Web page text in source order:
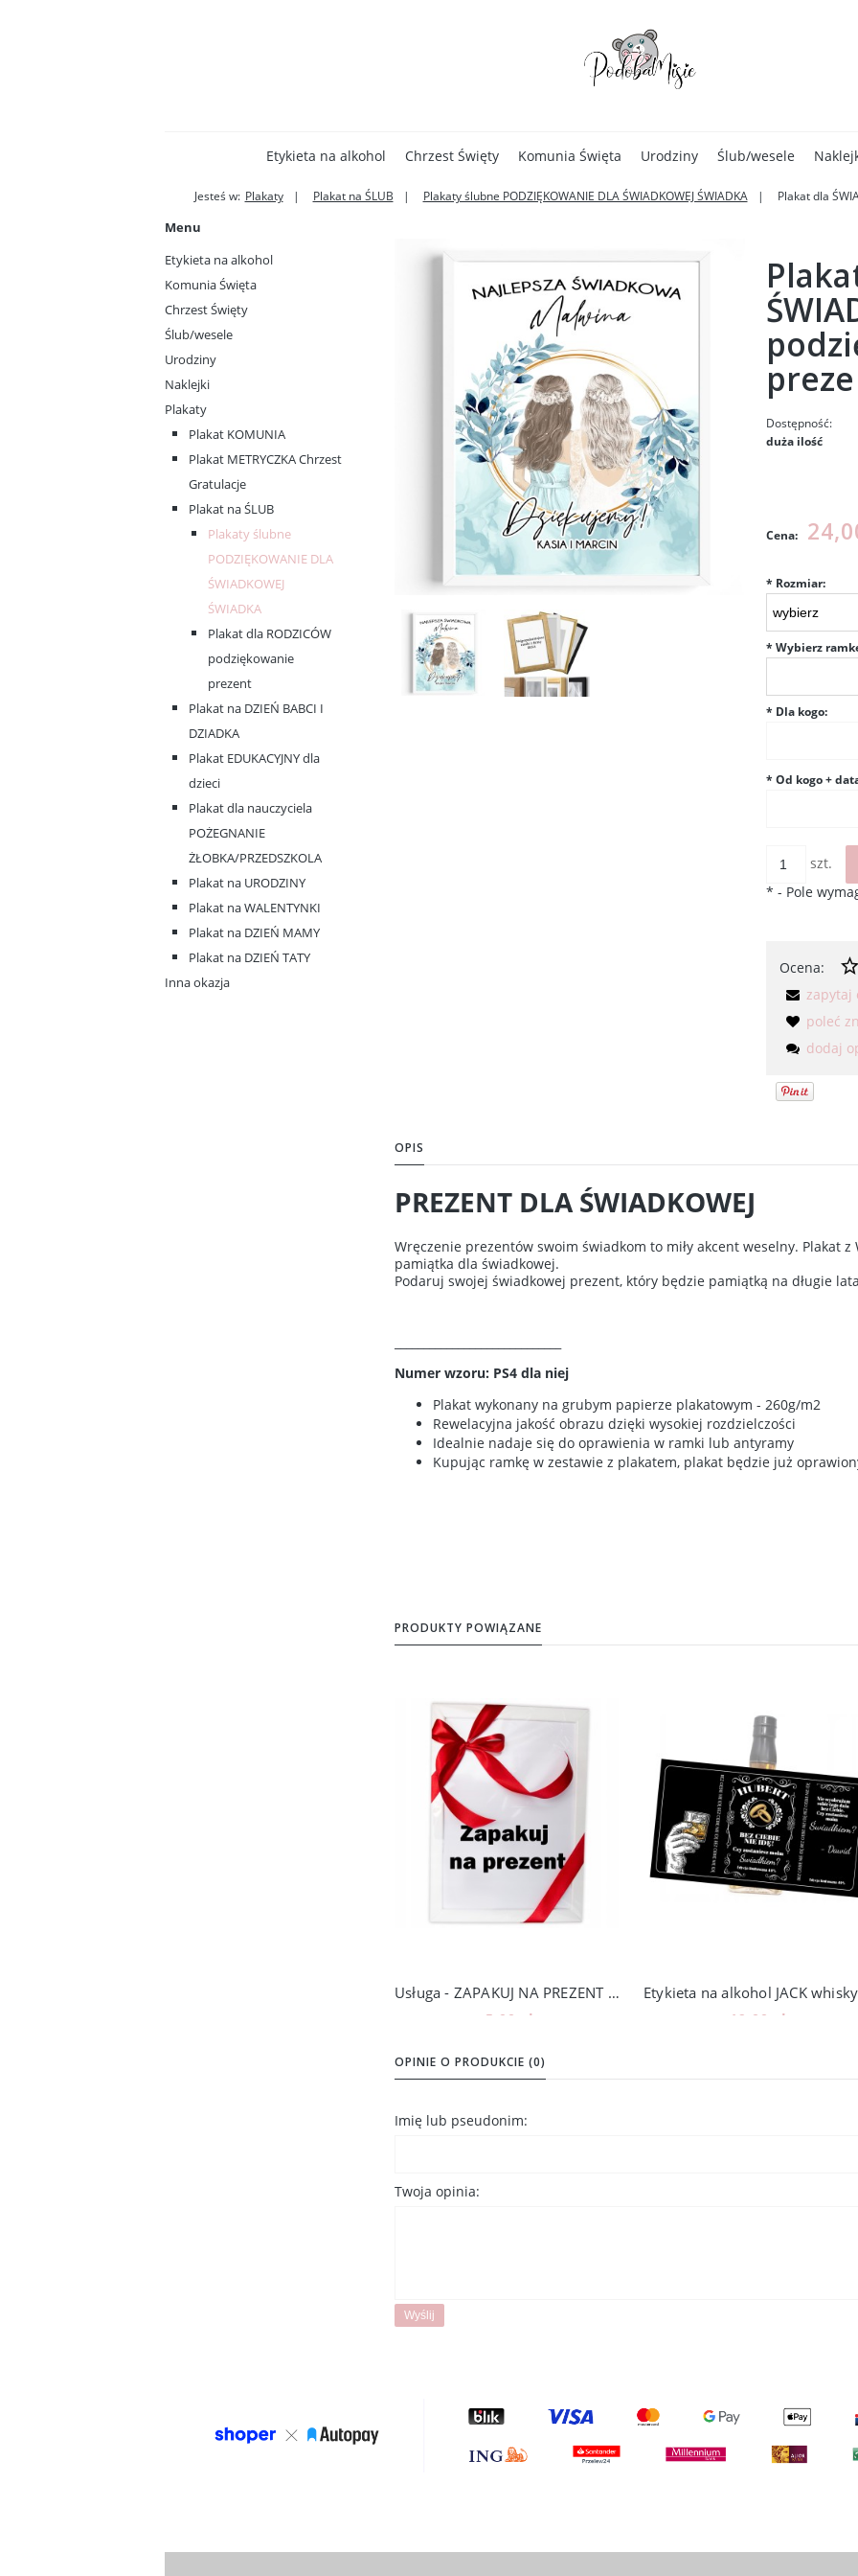
Etykieta na alkohol Chrzest Święty Komunia Święta Urodziny Ślub/wesele
Jesteś w: Plakaty Plakat na ŚLUB Plakaty ślubne PODZIĘKOWANIE DLA ŚWIADKOWEJ ŚWIADKA Plakat dla
Menu
Etykieta na alkohol
Komunia Święta
Chrzest Święty
Ślub/wesele
Urodziny
Naklejki
Plakaty
Plakat KOMUNIA
Plakat METRYCZKA Chrzest
Gratulacje
Plakat na ŚLUB
Plakaty ślubne
PODZIĘKOWANIE DLA
ŚWIADKOWEJ
ŚWIADKA
Plakat dla RODZICÓW
podziękowanie
prezent
Plakat na DZIEŃ BABCI I
DZIADKA
Plakat EDUKACYJNY dla
dzieci
Plakat dla nauczyciela
POŻEGNANIE
ŻŁOBKA/PRZEDSZKOLA
Plakat na URODZINY
Plakat na WALENTYNKI
Plakat na DZIEŃ MAMY
Plakat na DZIEŃ TATY
Inna okazja
Dostępność:
duża ilość
kosztów
Cena:
* Rozmiar:
* Wybierz
* Dla kogo:
* Od kogo +
szt.
* - Pole
Ocena:
zapytaj
poleć
dodaj
OPIS
PREZENT DLA ŚWIADKOWEJ
Wręczenie prezentów swoim świadkom to miły akcent weselny. Plakat
pamiątka dla świadkowej.
Podaruj swojej świadkowej prezent, który będzie pamiątką na długie
Numer wzoru: PS4 dla niej
Plakat wykonany na grubym papierze plakatowym - 260g/m2
Rewelacyjna jakość obrazu dzięki wysokiej rozdzielczości
Idealnie nadaje się do oprawienia w ramki lub antyramy
Kupując ramkę w zestawie z plakatem, plakat będzie już
PRODUKTY POWIĄZANE
Usługa - ZAPAKUJ NA PREZENT | dotyczy ramek A3 i A4
5,00 zł 19,00 zł
OPINIE O PRODUKCIE (0)
Imię lub pseudonim:
Twoja opinia:
Wyślij